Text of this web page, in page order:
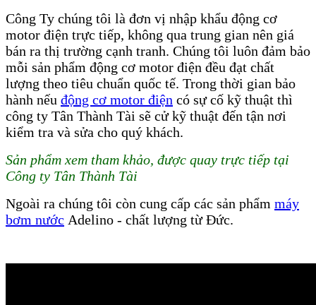
Công Ty chúng tôi là đơn vị nhập khẩu động cơ
motor điện trực tiếp, không qua trung gian nên giá
bán ra thị trường cạnh tranh. Chúng tôi luôn đảm bảo
mỗi sản phẩm động cơ motor điện đều đạt chất
lượng theo tiêu chuẩn quốc tế. Trong thời gian bảo
hành nếu động cơ motor điện có sự cố kỹ thuật thì
công ty Tân Thành Tài sẽ cử kỹ thuật đến tận nơi
kiểm tra và sửa cho quý khách.
Sản phẩm xem tham khảo, được quay trực tiếp tại
Công ty Tân Thành Tài
Ngoài ra chúng tôi còn cung cấp các sản phẩm máy
bơm nước Adelino - chất lượng từ Đức.